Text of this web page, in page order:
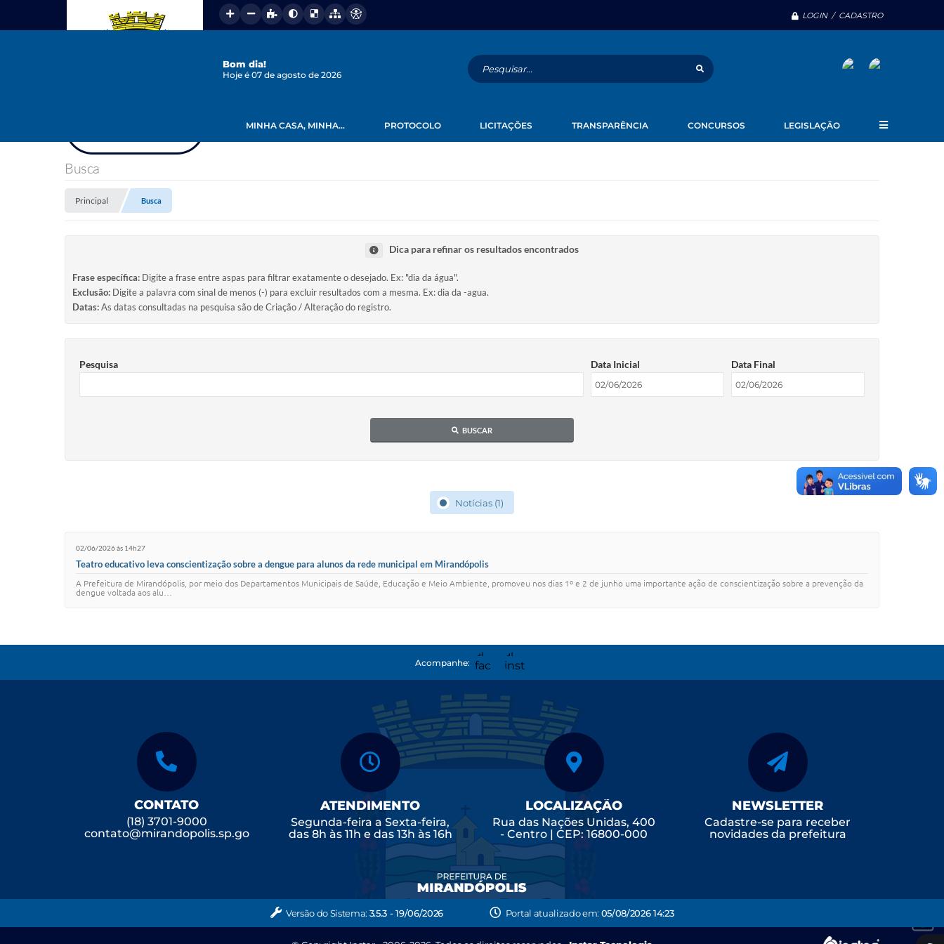
LOGIN / CADASTRO
Bom dia!
Hoje é 07 de agosto de 2026
MINHA CASA, MINHA... PROTOCOLO LICITAÇÕES TRANSPARÊNCIA CONCURSOS LEGISLAÇÃO
Busca
Principal Busca
Dica para refinar os resultados encontrados
Frase específica: Digite a frase entre aspas para filtrar exatamente o desejado. Ex: "dia da água".
Exclusão: Digite a palavra com sinal de menos (-) para excluir resultados com a mesma. Ex: dia da -agua.
Datas:As datas consultadas na pesquisa são de Criação / Alteração do registro.
Pesquisa Data Inicial Data Final
BUSCAR
Notícias (1)
02/06/2026 às 14h27
Teatro educativo leva conscientização sobre a dengue para alunos da rede municipal em Mirandópolis
A Prefeitura de Mirandópolis, por meio dos Departamentos Municipais de Saúde, Educação e Meio Ambiente, promoveu nos dias 1º e 2 de junho uma importante ação de conscientização sobre a prevenção da
dengue voltada aos alu…
Acompanhe:
CONTATO
(18) 3701-9000
contato@mirandopolis.sp.go
ATENDIMENTO
Segunda-feira a Sexta-feira,
das 8h às 11h e das 13h às 16h
LOCALIZAÇÃO
Rua das Nações Unidas, 400
- Centro | CEP: 16800-000
NEWSLETTER
Cadastre-se para receber
novidades da prefeitura
Versão do Sistema: 3.5.3 - 19/06/2026 Portal atualizado em: 05/08/2026 14:23